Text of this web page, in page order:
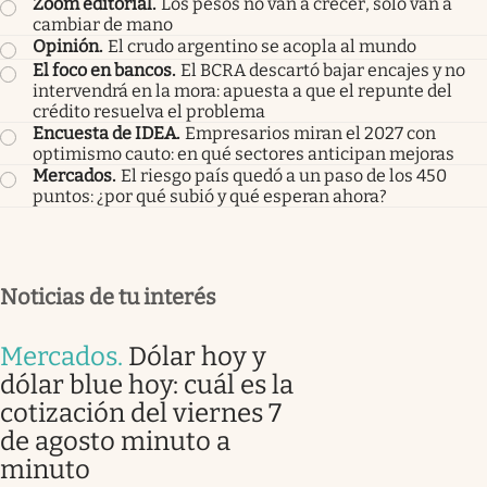
cambiar de mano
Opinión. El crudo argentino se acopla al mundo
El foco en bancos. El BCRA descartó bajar encajes y no
intervendrá en la mora: apuesta a que el repunte del
crédito resuelva el problema
Encuesta de IDEA. Empresarios miran el 2027 con
optimismo cauto: en qué sectores anticipan mejoras
Mercados. El riesgo país quedó a un paso de los 450
puntos: ¿por qué subió y qué esperan ahora?
Noticias de tu interés
Mercados. Dólar hoy y
dólar blue hoy: cuál es la
cotización del viernes 7
de agosto minuto a
minuto